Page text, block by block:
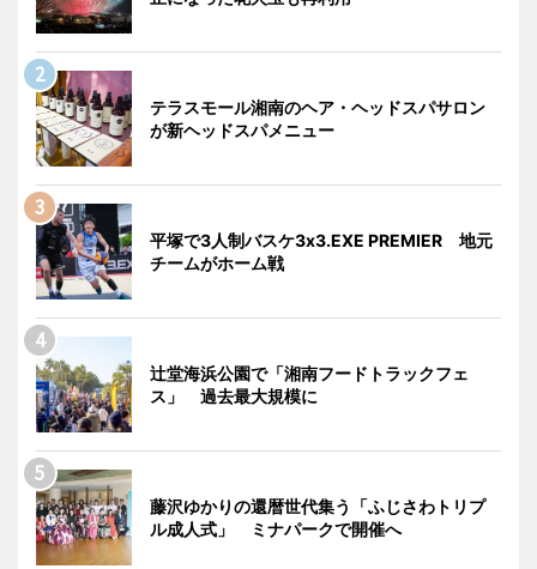
テラスモール湘南のヘア・ヘッドスパサロン
が新ヘッドスパメニュー
平塚で3人制バスケ3x3.EXE PREMIER 地元
チームがホーム戦
辻堂海浜公園で「湘南フードトラックフェ
ス」 過去最大規模に
藤沢ゆかりの還暦世代集う「ふじさわトリプ
ル成人式」 ミナパークで開催へ